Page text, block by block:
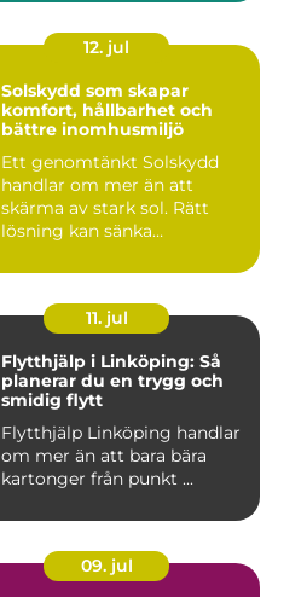
12. jul
Solskydd som skapar
komfort, hållbarhet och
bättre inomhusmiljö
Ett genomtänkt Solskydd
handlar om mer än att
skärma av stark sol. Rätt
lösning kan sänka
11. jul
Flytthjälp i Linköping: Så
planerar du en trygg och
smidig flytt
Flytthjälp Linköping handlar
om mer än att bara bära
kartonger från punkt ...
09. jul